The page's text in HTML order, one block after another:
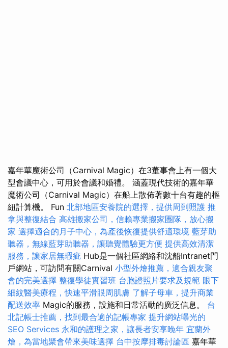
嘉年華魔術公司（Carnival Magic）在3董事會上有一個大
型會議中心，可用於會議和婚禮。 涵蓋現代技術的嘉年華
魔術公司（Carnival Magic）在船上散佈著數十台有趣的樞
紐計算機。 Fun 北部地區安養院的選擇，提供周到照護 推
拿與整復結合 高雄搬家公司，信賴專業搬家團隊，放心搬
家 選擇適合的月子中心，為產後恢復提供舒適環境 藍芽助
聽器，無線藍芽助聽器，讓聽覺體驗更方便 提供高效清潔
服務，讓家居無瑕疵 Hub是一個社區網絡和沈船Intranet門
戶網站，可訪問有關Carnival 小型外燴推薦，適合親友聚
會的完美選擇 整復學徒實習班 台胞證照片要求及規範 眼下
細紋醫美療程，快速平滑眼周肌膚 了解子母車，提升商業
配送效率 Magic的服務，設施和日常活動的廣泛信息。 台
北記帳士推薦，找到最合適的記帳專家 提升網站曝光的
SEO Services 永和的護理之家，讓長者安享晚年 宜蘭外
燴，為當地聚會帶來美味選擇 台中按摩排毒討論區 嘉年華